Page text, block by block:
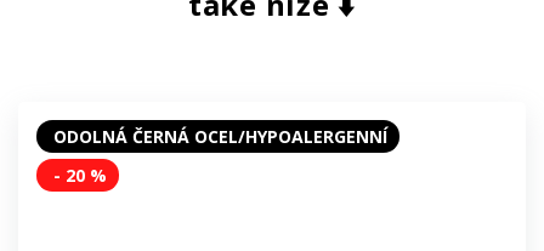
ODOLNÁ ČERNÁ OCEL/HYPOALERGENNÍ
- 20 %